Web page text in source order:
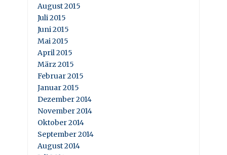
August 2015
Juli 2015
Juni 2015
Mai 2015
April 2015
März 2015
Februar 2015
Januar 2015
Dezember 2014
November 2014
Oktober 2014
September 2014
August 2014